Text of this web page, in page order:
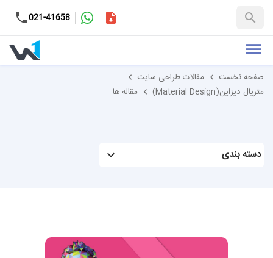
021-41658
+98-9937653151
کاتالوگ
صفحه نخست
مقالات طراحی سایت
متریال دیزاین(Material Design)
مقاله ها
دسته بندی